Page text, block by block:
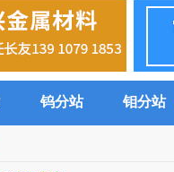
钨分站 钼分站